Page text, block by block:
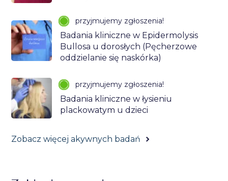
przyjmujemy zgłoszenia!
Badania kliniczne w Epidermolysis
Bullosa u dorosłych (Pęcherzowe
oddzielanie się naskórka)
przyjmujemy zgłoszenia!
Badania kliniczne w łysieniu
plackowatym u dzieci
Zobacz więcej akywnych badań